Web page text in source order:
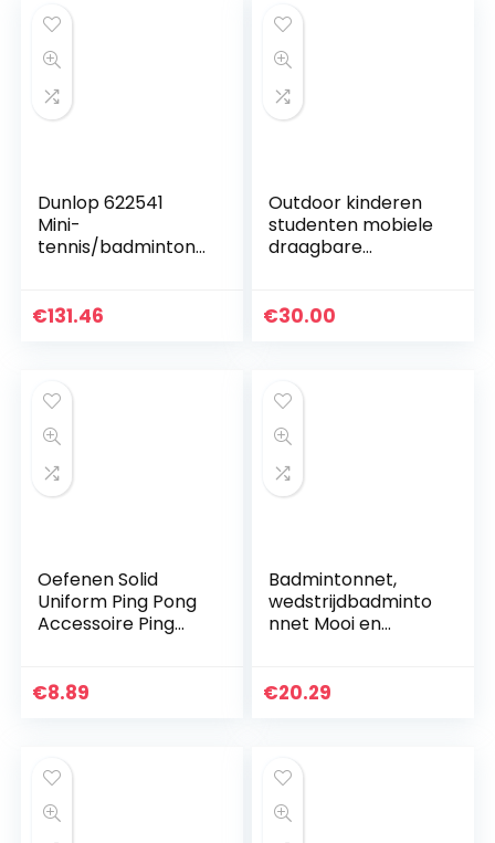
Dunlop 622541
Mini-
tennis/badmintonn
groen, één maat
€131.46
Outdoor kinderen
studenten mobiele
draagbare
outdoor indoor
€30.00
Oefenen Solid
Uniform Ping Pong
Accessoire Ping
€8.89
Badmintonnet,
wedstrijdbadminto
nnet Mooi en
polypropyleenveze
€20.29